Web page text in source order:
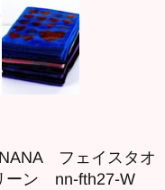
フェイスタオ
ン nn-fth27-W